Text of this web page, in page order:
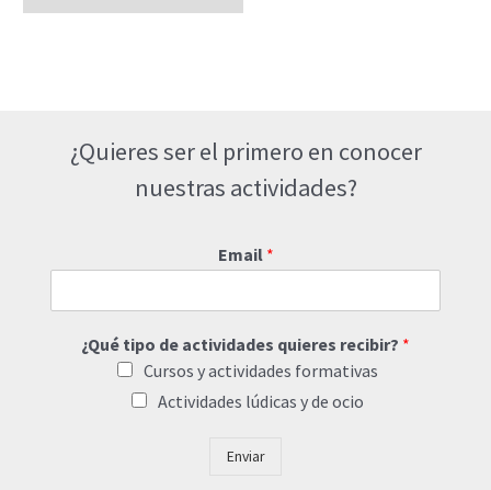
¿Quieres ser el primero en conocer
nuestras actividades?
Email *
¿Qué tipo de actividades quieres recibir? *
Cursos y actividades formativas
Actividades lúdicas y de ocio
Enviar